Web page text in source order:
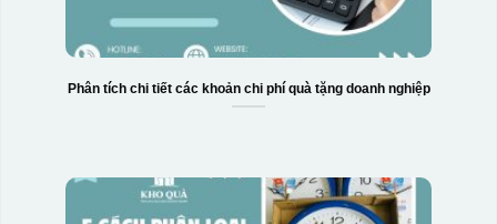
Phân tích chi tiết các khoản chi phí quà tặng doanh nghiệp